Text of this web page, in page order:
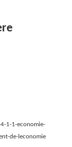
1-1-economie-
de-leconomie